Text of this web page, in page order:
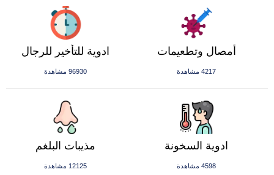
ادوية للتأخير للرجال
96930 مشاهدة
أمصال وتطعيمات
4217 مشاهدة
مذيبات البلغم
12125 مشاهدة
ادوية السخونة
4598 مشاهدة